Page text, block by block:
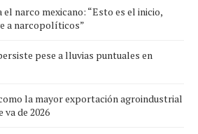
narco mexicano: “Esto es el inicio,
a narcopolíticos”
pese a lluvias puntuales en
la mayor exportación agroindustrial
va de 2026